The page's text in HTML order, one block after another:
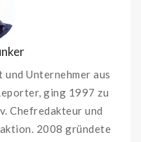
Unternehmer aus
ging 1997 zu
Chefredakteur und
2008 gründete